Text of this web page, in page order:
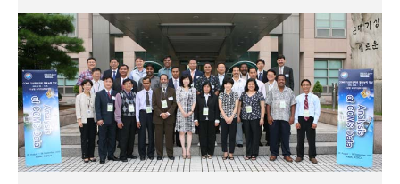
결이 매우 높게 일겠으니, 각별히 주의해야 한다. 또한, 서
해안과 남해안 및 제주도에서는 1일(수)과 2일(목)사이에
태풍에 의해 물결이 높아지면서 만조시 해일이 발생할 가
능성이 있으니, 각별히 주의해야 한다. 문의 131기상콜센
터기상청 이(가) 창작한 제7호 태풍 곤파스 영향으로 제
주도 비 저작물은 "공공누리" 출처표시-상업적이용금지
조건에 따라 이용 할 수 있습니다.
1일(수)은 제주도남쪽먼바다에서 북상하는 제7호 태풍
곤파스(KOMPASU)의 영향을 점차 받겠으므로 아침에
제주도와 남해안지방은 전면 수렴대에 의한 비가 시작되
겠고, 낮에는 그 밖의 지방으로 비가 확대되겠으나, 강수
가 지속적으로 이어 지기보다는 산발적으로 내렸다 그쳤
다를 반복하겠고, 국지적으로는 천둥.번개를 동반한 시간
당 30mm 이상의 매우 강한 비가 내리는 곳도 있겠다. 특
으로 북서진하여 9월 1일(수) 18시경 서귀포 서남서쪽 2
80Km부근 해상을 통과하여 9월 2일(목) 06시경 군산
서쪽 약 230km 해상, 9월 3일(금) 06시경 북한 청진 동
남동쪽 약 300km 부근에 위치할 것으로 예상된다. 이 태
풍은 북상하면서 따뜻한 바다로부터 에너지를 공급받아
더욱 발달하여 서해상을 통과할 것으로 예상된다(예상진
로도 참고). 특히, 이 태풍이 북상하면서 진행 방향 우측